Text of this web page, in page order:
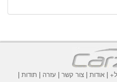
|אודות |צור קשר | עזרה | תודות |